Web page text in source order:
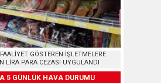
GÖSTEREN İŞLETMELERE
LİRA PARA CEZASI UYGULANDI
5 GÜNLÜK HAVA DURUMU